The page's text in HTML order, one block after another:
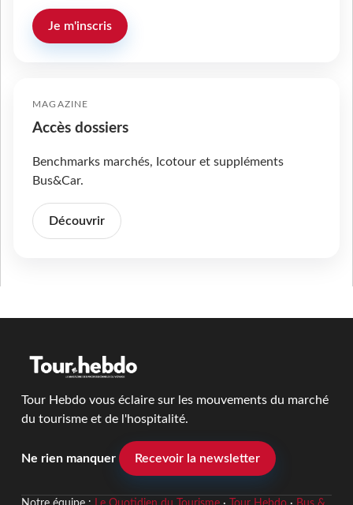
Je m'inscris
MAGAZINE
Accès dossiers
Benchmarks marchés, Icotour et suppléments
Bus&Car.
Découvrir
Tour Hebdo vous éclaire sur les mouvements du marché
du tourisme et de l'hospitalité.
Ne rien manquer Recevoir la newsletter